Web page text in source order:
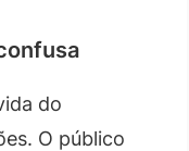
do
O público